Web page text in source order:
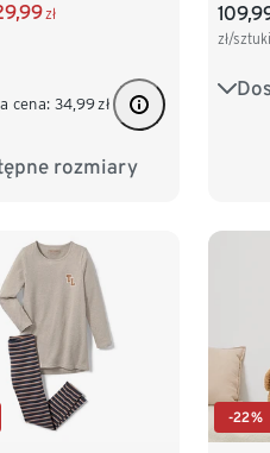
zł
cena: 34,99zł
rozmiary
134/140
zł/sztuki
122/
-22%